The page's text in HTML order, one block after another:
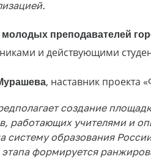
преподавателей
и действующими
, наставник проекта
создание
работающих учителями и
систему образования
этапа формируется